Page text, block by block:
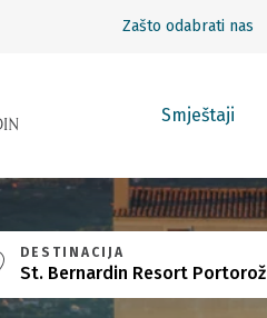
Zašto odabrati nas
Smještaji
DESTINACIJA
St. Bernardin Resort Portorož